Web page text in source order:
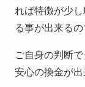
れば特徴が少
る事が出来るの
ご自身の判断
安心の換金が出